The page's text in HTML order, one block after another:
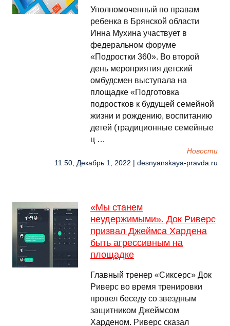
Уполномоченный по правам
ребенка в Брянской области
Инна Мухина участвует в
федеральном форуме
«Подростки 360». Во второй
день мероприятия детский
омбудсмен выступала на
площадке «Подготовка
подростков к будущей семейной
жизни и рождению, воспитанию
детей (традиционные семейные
ц …
Новости
11:50, Декабрь 1, 2022 | desnyanskaya-pravda.ru
«Мы станем
неудержимыми». Док Риверс
призвал Джеймса Хардена
быть агрессивным на
площадке
Главный тренер «Сиксерс» Док
Риверс во время тренировки
провел беседу со звездным
защитником Джеймсом
Харденом. Риверс сказал